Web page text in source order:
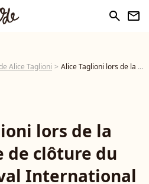
search newsletter
Alice Taglioni Alice Taglioni lors de la cérémonie de clôture du 33eme Festival International du Film Fantastique de Gerardmer le 31 Janvier 2026. Denis Guignebourg/BestImage © Denis Guignebourg / Bestimage - Photo
lors de la
de clôture du
International